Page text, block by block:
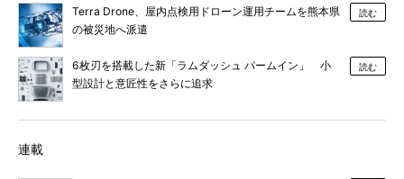
Terra Drone、屋内点検用ドローン運用チームを熊本県
の被災地へ派遣
読む
6枚刃を搭載した新「ラムダッシュ パームイン」 小
型設計と意匠性をさらに追求
読む
連載